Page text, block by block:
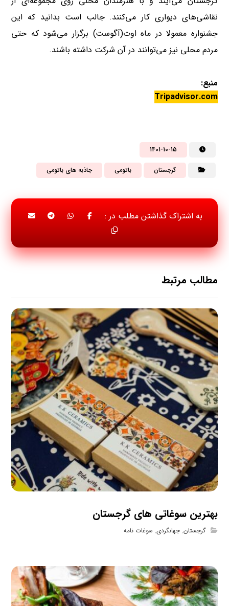
نقاشی‌های دیواری کار می‌کنند. جالب است بدانید که این
جشنواره معمولا در ماه اوت(آگوست) برگزار می‌شود که حتی
مردم محلی نیز می‌توانند در آن شرکت داشته باشند.
منبع:
Tripadvisor.com
1401-10-15
گرجستان باتومی جاذبه های باتومی
مطالب مرتبط
بهترین سوغاتی های گرجستان
گرجستان,جهانگردی, سوغات نامه